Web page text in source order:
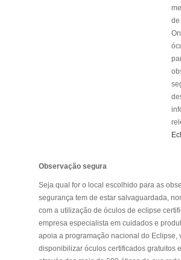
de
Observação segura
Seja qual for o local escolhido para as
segurança tem de estar salvaguardada,
com a utilização de óculos de eclipse
empresa especialista em cuidados e
apoia a programação nacional do Eclipse,
disponibilizar óculos certificados gratuitos